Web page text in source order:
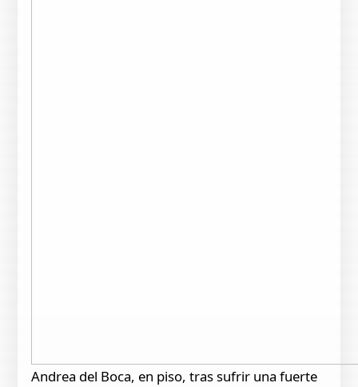
Andrea del Boca, en piso, tras sufrir una fuerte